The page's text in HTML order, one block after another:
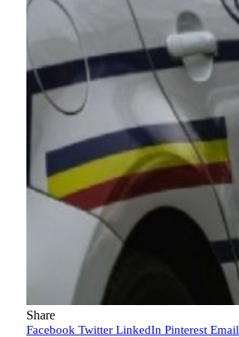
Share
Facebook Twitter LinkedIn Pinterest Email